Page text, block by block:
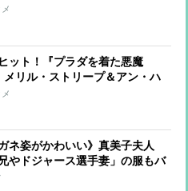
語る4つの見どころ
ヒット！『プラダを着た悪魔
メリル・ストリープ＆アン・ハ
イ、劇中での注目ファッション
ガネ姿がかわいい》真美子夫人
兄やドジャース選手妻」の服もバ
る「インフルエンサー」ぶり、